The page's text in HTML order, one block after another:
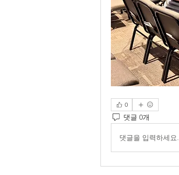
0
댓글 0개
댓글을 입력하세요.